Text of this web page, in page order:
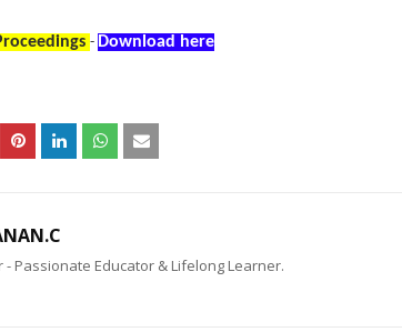
- Download here
Passionate Educator & Lifelong Learner.